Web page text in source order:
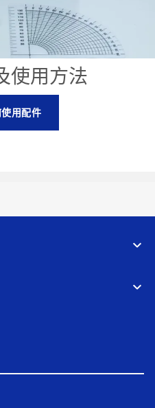
使用方法
用配件